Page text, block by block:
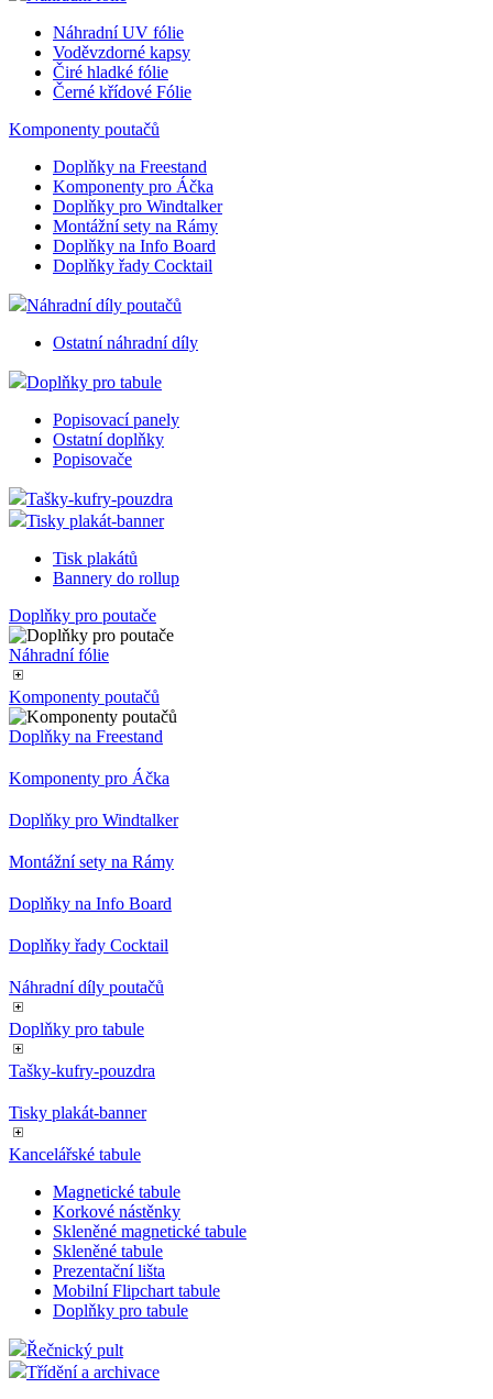
Náhradní UV fólie
Voděvzdorné kapsy
Čiré hladké fólie
Černé křídové Fólie
Komponenty poutačů
Doplňky na Freestand
Komponenty pro Áčka
Doplňky pro Windtalker
Montážní sety na Rámy
Doplňky na Info Board
Doplňky řady Cocktail
Náhradní díly poutačů
Ostatní náhradní díly
Doplňky pro tabule
Popisovací panely
Ostatní doplňky
Popisovače
Tašky-kufry-pouzdra
Tisky plakát-banner
Tisk plakátů
Bannery do rollup
Doplňky pro poutače
Náhradní fólie
Komponenty poutačů
Doplňky na Freestand
Komponenty pro Áčka
Doplňky pro Windtalker
Montážní sety na Rámy
Doplňky na Info Board
Doplňky řady Cocktail
Náhradní díly poutačů
Doplňky pro tabule
Tašky-kufry-pouzdra
Tisky plakát-banner
Kancelářské tabule
Magnetické tabule
Korkové nástěnky
Skleněné magnetické tabule
Skleněné tabule
Prezentační lišta
Mobilní Flipchart tabule
Doplňky pro tabule
Řečnický pult
Třídění a archivace